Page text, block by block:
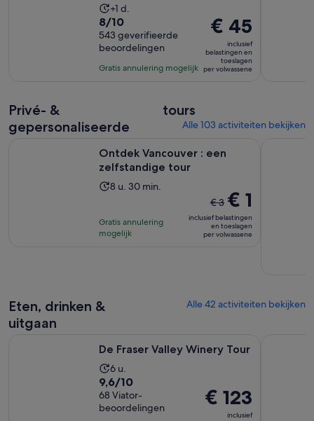
De
activiteit
duurt
1
dag
+1 d.
8.0
van
10
met
8/10
543 geverifieerde
beoordelingen
Gratis annulering mogelijk
De
prijs
is
€ 45
€ 45
inclusief
belastingen en
toeslagen
per volwassene
Privé- &
gepersonaliseerde
tours
Alle 103 activiteiten bekijken
Ontdek Vancouver : een
zelfstandige tour
De
duurt
8
8 u. 30 min.
Gratis annulering
mogelijk
De
vorige
prijs
was
huidige
per
€ 3 € 1
inclusief belastingen
en toeslagen
per volwassene
Eten, drinken &
uitgaan
Alle 42 activiteiten bekijken
De Fraser Valley Winery Tour
De
activiteit
duurt
6
6 u.
9.6
van
10
9,6/10
68 Viator-
beoordelingen
De
prijs
€ 123
inclusief